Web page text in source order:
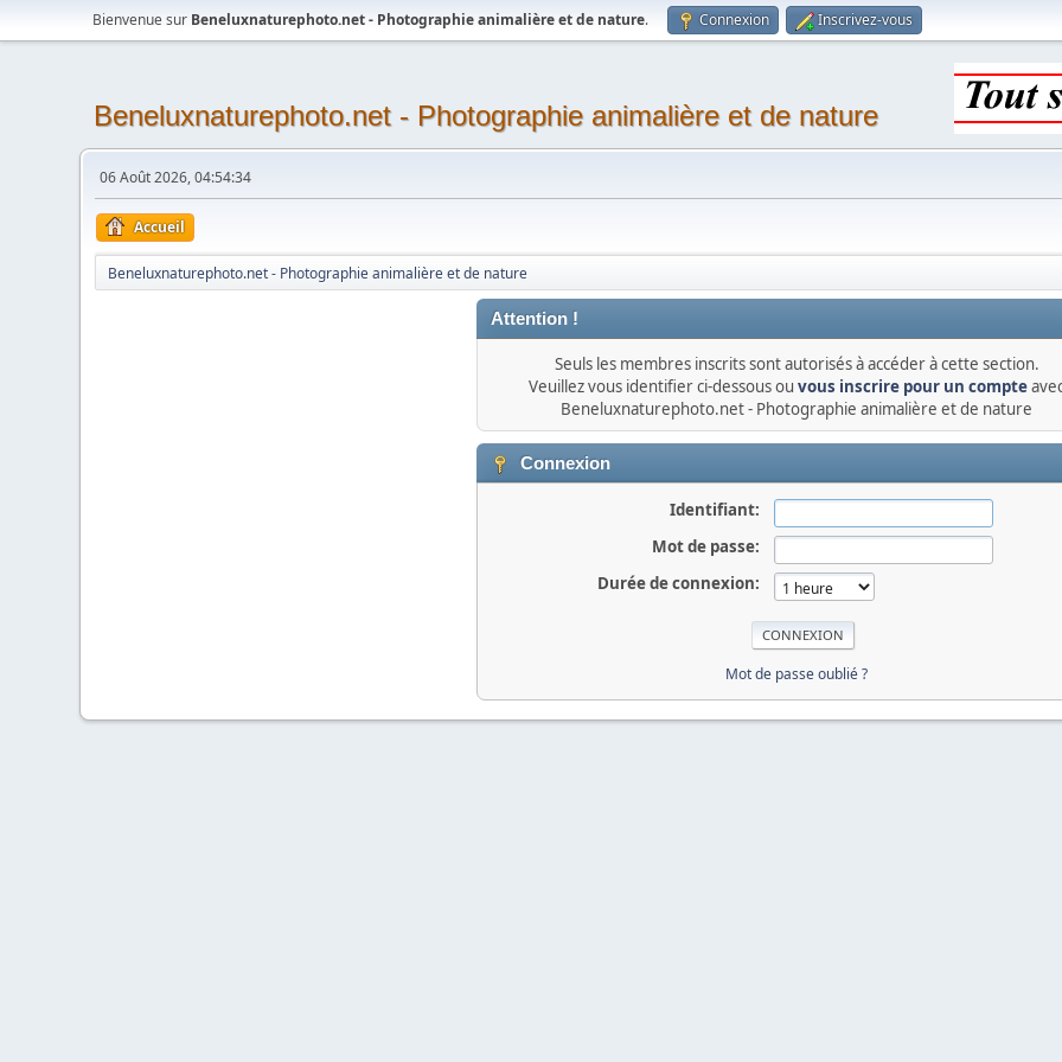
Bienvenue sur Beneluxnaturephoto.net - Photographie animalière et de nature. Connexion Inscrivez-vous
Beneluxnaturephoto.net - Photographie animalière et de nature
06 Août 2026, 04:54:34
Accueil
Beneluxnaturephoto.net - Photographie animalière et de nature
Attention !
Seuls les membres inscrits sont autorisés à accéder à cette section.
Veuillez vous identifier ci-dessous ou vous inscrire pour un compte
Beneluxnaturephoto.net - Photographie animalière et de nature
Connexion
Identifiant:
Mot de passe:
Durée de connexion:
Mot de passe oublié ?